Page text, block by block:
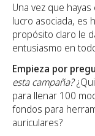
Una vez que
lucro asociada, es
propósito claro le
entusiasmo en
Empieza por
esta campaña?
para llenar 100
fondos para
auriculares?